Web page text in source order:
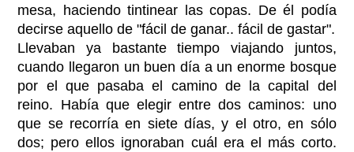
mesa, haciendo tintinear las copas. De él podía
decirse aquello de "fácil de ganar.. fácil de gastar".
Llevaban ya bastante tiempo viajando juntos,
cuando llegaron un buen día a un enorme bosque
por el que pasaba el camino de la capital del
reino. Había que elegir entre dos caminos: uno
que se recorría en siete días, y el otro, en sólo
dos; pero ellos ignoraban cuál era el más corto.